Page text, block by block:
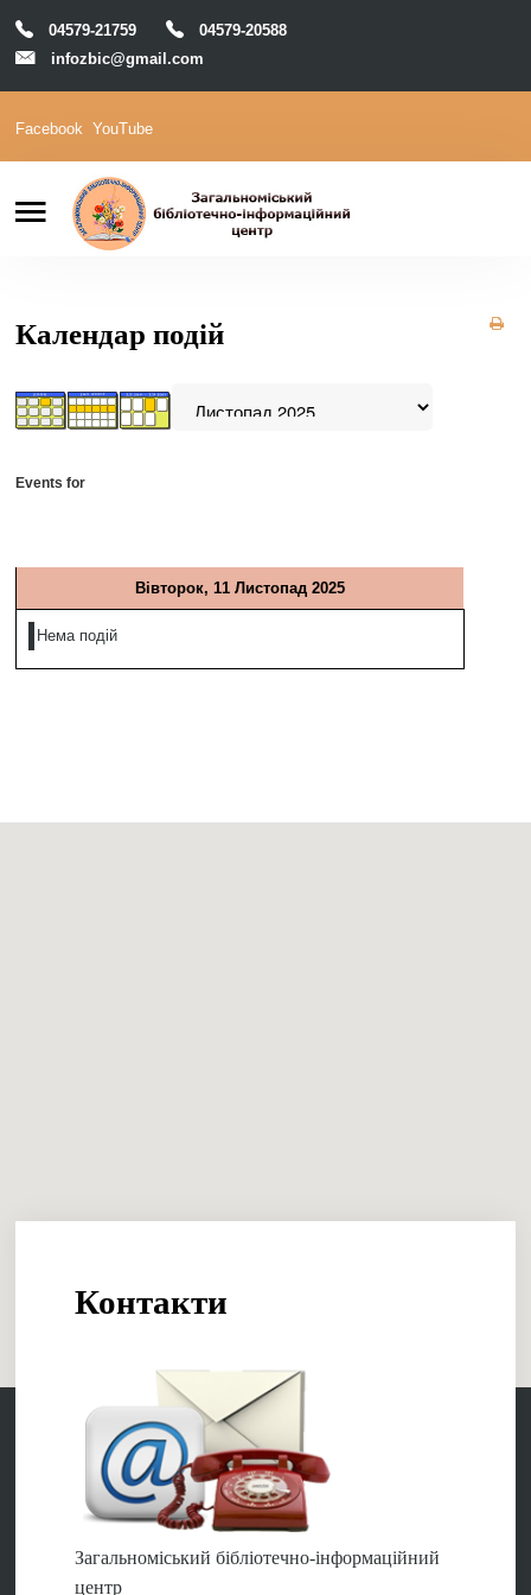
Головна
Відділи
М-Архів
Е-Каталог
04579-21759
04579-20588
infozbic@gmail.com
Пошук
Facebook YouTube
Календар подій
Events for
Вівторок, 11 Листопад 2025
Нема подій
Контакти
Загальноміський бібліотечно-інформаційний
центр